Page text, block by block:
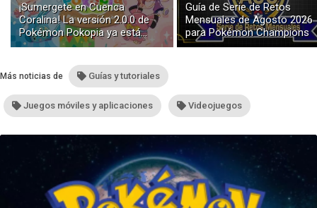
¡Sumergete en Cuenca
Coralina! La versión 2.0.0 de
Pokémon Pokopia ya está
disponible con buceo y
Guía de Serie de Retos
Mensuales de Agosto 2026
para Pokémon Champions
Más noticias de Guías y tutoriales
Juegos móviles y aplicaciones Videojuegos